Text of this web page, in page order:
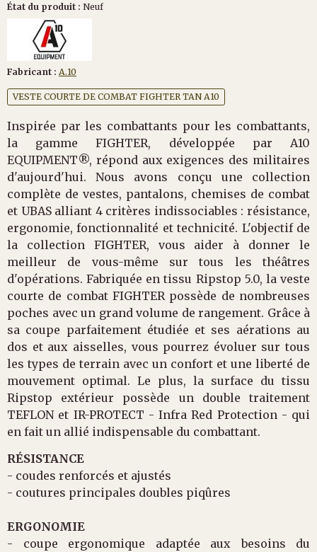
État du produit : Neuf
Fabricant : A.10
VESTE COURTE DE COMBAT FIGHTER TAN A10
Inspirée par les combattants pour les combattants,
la gamme FIGHTER, développée par A10
EQUIPMENT®, répond aux exigences des militaires
d'aujourd'hui. Nous avons conçu une collection
complète de vestes, pantalons, chemises de combat
et UBAS alliant 4 critères indissociables : résistance,
ergonomie, fonctionnalité et technicité. L'objectif de
la collection FIGHTER, vous aider à donner le
meilleur de vous-même sur tous les théâtres
d'opérations. Fabriquée en tissu Ripstop 5.0, la veste
courte de combat FIGHTER possède de nombreuses
poches avec un grand volume de rangement. Grâce à
sa coupe parfaitement étudiée et ses aérations au
dos et aux aisselles, vous pourrez évoluer sur tous
les types de terrain avec un confort et une liberté de
mouvement optimal. Le plus, la surface du tissu
Ripstop extérieur possède un double traitement
TEFLON et IR-PROTECT - Infra Red Protection - qui
en fait un allié indispensable du combattant.
RÉSISTANCE
- coudes renforcés et ajustés
- coutures principales doubles piqûres
ERGONOMIE
- coupe ergonomique adaptée aux besoins du